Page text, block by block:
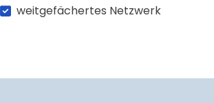
weitgefächertes Netzwerk